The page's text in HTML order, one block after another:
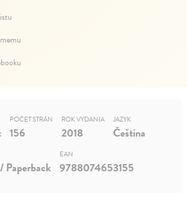
POČET STRÁN
156
ROK VYDANIA
2018
JAZYK
Čeština
Paperback
EAN
9788074653155